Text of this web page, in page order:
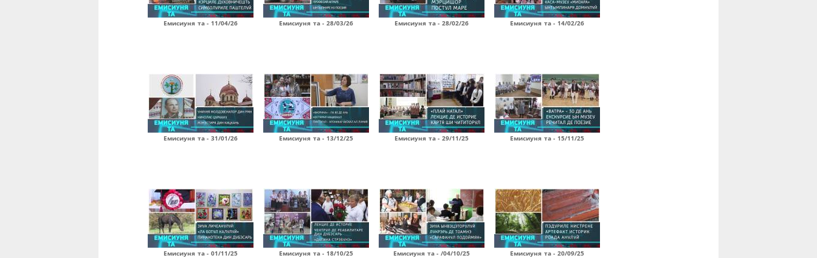
Емисиуня та - 11/04/26 Емисиуня та - 28/03/26 Емисиуня та - 28/02/26 Емисиуня та - 14/02/26
Емисиуня та - 31/01/26 Емисиуня та - 13/12/25 Емисиуня та - 29/11/25 Емисиуня та - 15/11/25
Емисиуня та - 01/11/25 Емисиуня та - 18/10/25 Емисиуня та - /04/10/25 Емисиуня та - 20/09/25